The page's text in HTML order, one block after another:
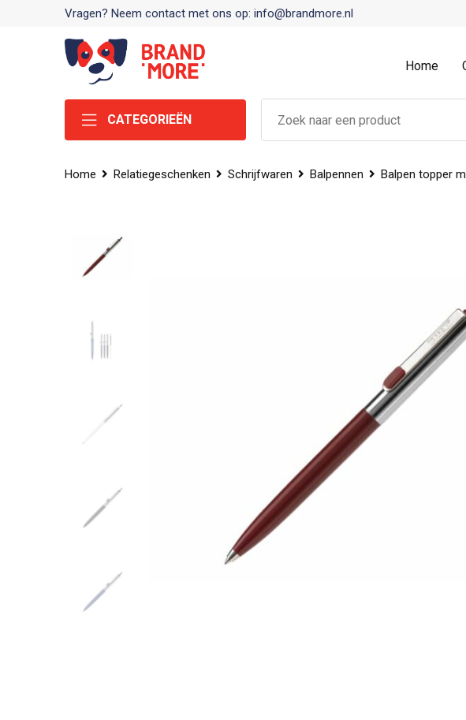
Vragen? Neem contact met ons op: info@brandmore.nl
Home
CATEGORIEËN
Home Relatiegeschenken Schrijfwaren Balpennen Balpen topper